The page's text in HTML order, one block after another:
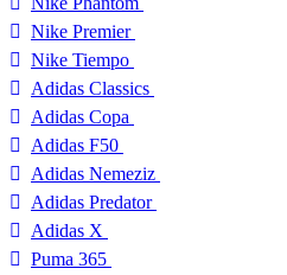
Nike Premier
Nike Tiempo
Adidas Classics
Adidas Copa
Adidas F50
Adidas Nemeziz
Adidas Predator
Adidas X
Puma 365